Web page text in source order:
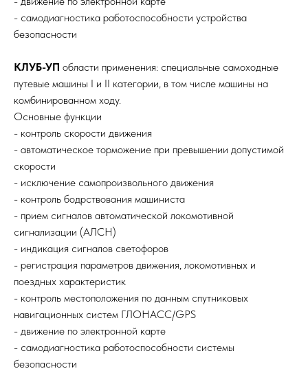
- самодиагностика работоспособности устройства
безопасности
КЛУБ-УП области применения: специальные самоходные
путевые машины I и II категории, в том числе машины на
комбинированном ходу.
Основные функции
- контроль скорости движения
- автоматическое торможение при превышении допустимой
скорости
- исключение самопроизвольного движения
- контроль бодрствования машиниста
- прием сигналов автоматической локомотивной
сигнализации (АЛСН)
- индикация сигналов светофоров
- регистрация параметров движения, локомотивных и
поездных характеристик
- контроль местоположения по данным спутниковых
навигационных систем ГЛОНАСС/GPS
- движение по электронной карте
- самодиагностика работоспособности системы
безопасности